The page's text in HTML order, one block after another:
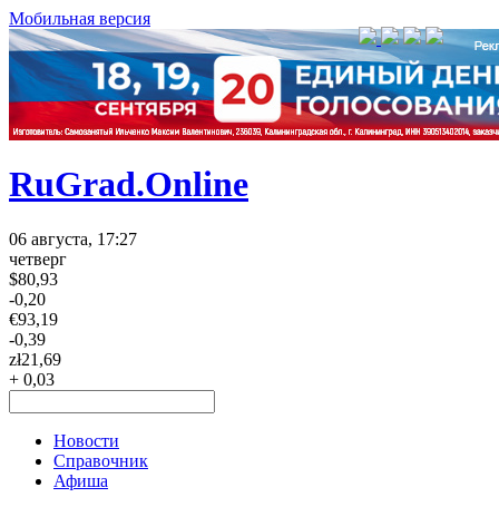
Мобильная версия
RuGrad.Online
06 августа, 17:27
четверг
$80,93
-0,20
€93,19
-0,39
zł21,69
+ 0,03
Новости
Справочник
Афиша